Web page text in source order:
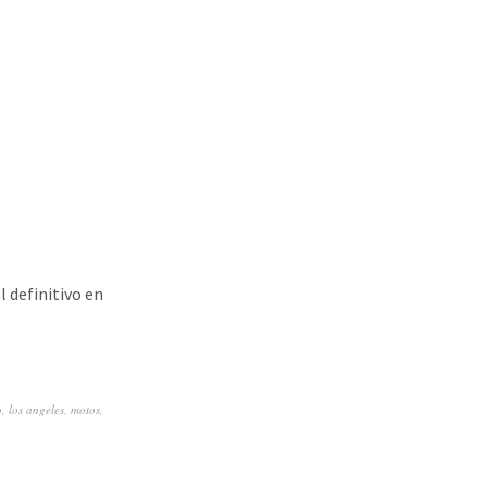
definitivo en
, los angeles, motos,